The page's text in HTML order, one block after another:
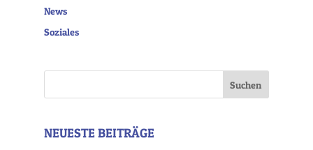
News
Soziales
NEUESTE BEITRÄGE